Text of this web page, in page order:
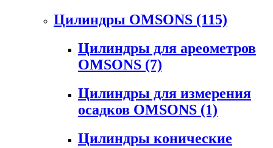
Цилиндры OMSONS (115)
Цилиндры для ареометров
OMSONS (7)
Цилиндры для измерения
осадков OMSONS (1)
Цилиндры конические